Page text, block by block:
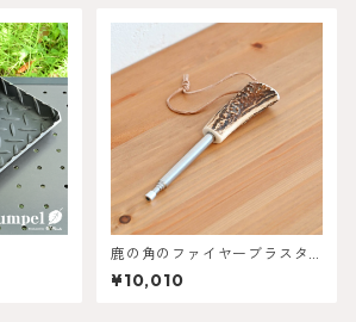
鹿の角のファイヤーブラスタ
ーSサイズ 伸縮式
¥10,010